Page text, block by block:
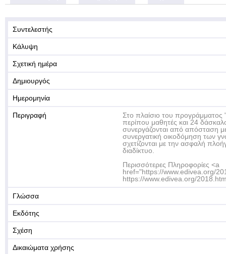
Συντελεστής
Κάλυψη
Σχετική ημέρα
Δημιουργός
Ημερομηνία
Περιγραφή
Στο πλαίσιο του
περίπου μαθητές και 24
συνεργάζονται από απόσταση
συνεργατική οικοδόμηση των
σχετίζονται με την ασφαλή
διαδίκτυο.
Περισσότερες Πληροφορίες <a
href="https://www.edivea.org/
https://www.edivea.org/
Γλώσσα
Εκδότης
Σχέση
Δικαιώματα χρήσης